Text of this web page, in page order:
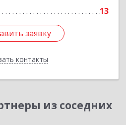
13
заявку
контакты
заявку
Назад
из соседних